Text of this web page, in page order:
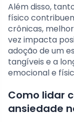
Além disso,
físico
crônicas,
vez impacta
adoção de um
tangíveis e a
emocional e
Como lidar
ansiedade